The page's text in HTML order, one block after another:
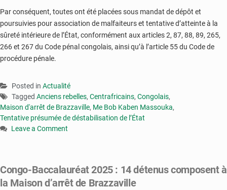
Par conséquent, toutes ont été placées sous mandat de dépôt et
poursuivies pour association de malfaiteurs et tentative d’atteinte à la
sûreté intérieure de l’État, conformément aux articles 2, 87, 88, 89, 265,
266 et 267 du Code pénal congolais, ainsi qu’à l’article 55 du Code de
procédure pénale.
Posted in Actualité
Tagged Anciens rebelles, Centrafricains, Congolais,
Maison d'arrêt de Brazzaville, Me Bob Kaben Massouka,
Tentative présumée de déstabilisation de l’État
Leave a Comment
sept
personnes
Congo-Baccalauréat 2025 : 14 détenus composent à
la Maison d’arrêt de Brazzaville